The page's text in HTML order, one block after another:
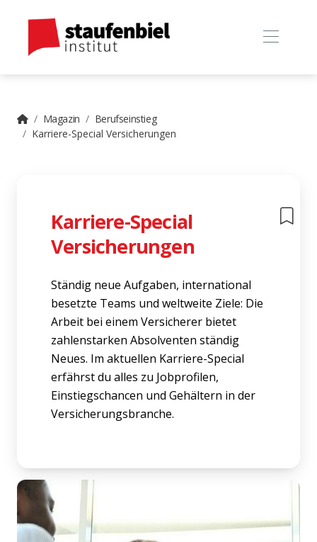
Magazin
Berufseinstieg
Karriere-Special Versicherungen
Karriere-Special
Versicherungen
Ständig neue Aufgaben, international
besetzte Teams und weltweite Ziele: Die
Arbeit bei einem Versicherer bietet
zahlenstarken Absolventen ständig
Neues. Im aktuellen Karriere-Special
erfährst du alles zu Jobprofilen,
Einstiegschancen und Gehältern in der
Versicherungsbranche.